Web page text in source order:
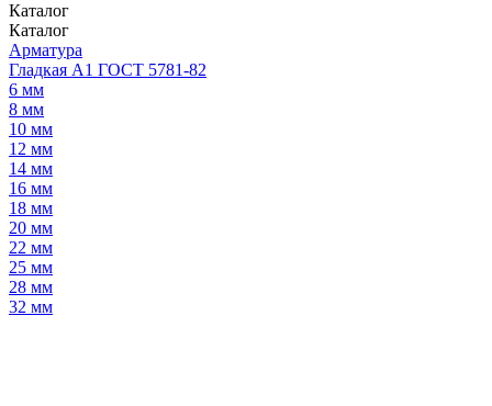
Каталог
Каталог
Арматура
Гладкая А1 ГОСТ 5781-82
6 мм
8 мм
10 мм
12 мм
14 мм
16 мм
18 мм
20 мм
22 мм
25 мм
28 мм
32 мм